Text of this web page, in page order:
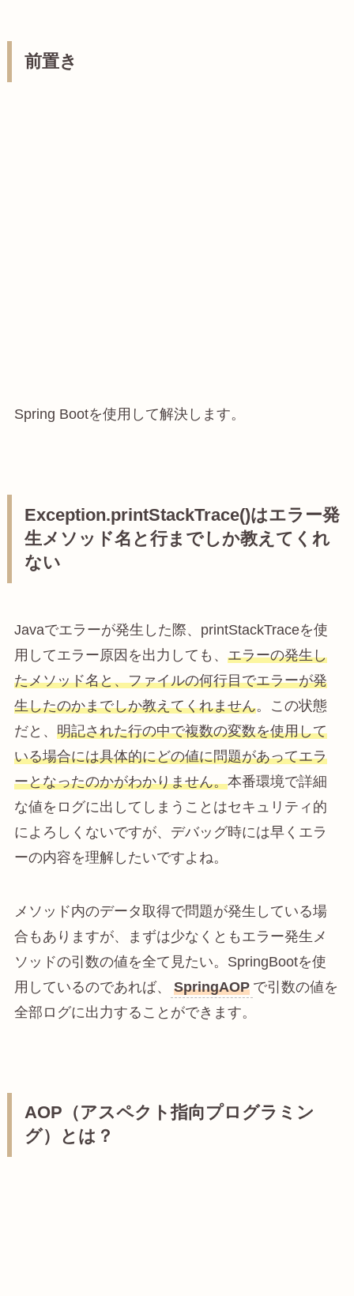
前置き
Spring Bootを使用して解決します。
Exception.printStackTrace()はエラー発
生メソッド名と行までしか教えてくれ
ない
Javaでエラーが発生した際、printStackTraceを使
用してエラー原因を出力しても、 エラーの発生し
たメソッド名と、ファイルの何行目でエラーが発
生したのかまでしか教えてくれません。この状態
だと、 明記された行の中で複数の変数を使用して
いる場合には具体的にどの値に問題があってエラ
ーとなったのかがわかりません。本番環境で詳細
な値をログに出してしまうことはセキュリティ的
によろしくないですが、デバッグ時には早くエラ
ーの内容を理解したいですよね。
メソッド内のデータ取得で問題が発生している場
合もありますが、まずは少なくともエラー発生メ
ソッドの引数の値を全て見たい。SpringBootを使
用しているのであれば、
SpringAOP で引数の値を
全部ログに出力することができます。
AOP（アスペクト指向プログラミン
グ）とは？